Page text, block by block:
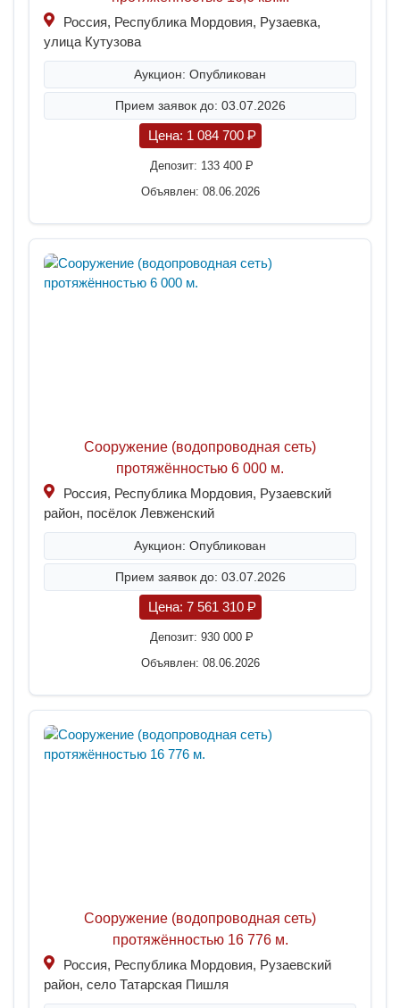
Россия, Республика Мордовия, Рузаевка,
улица Кутузова
Аукцион: Опубликован
Прием заявок до: 03.07.2026
Цена: 1 084 700 P
Депозит: 133 400 P
Объявлен: 08.06.2026
Сооружение (водопроводная сеть)
протяжённостью 6 000 м.
Россия, Республика Мордовия, Рузаевский
район, посёлок Левженский
Аукцион: Опубликован
Прием заявок до: 03.07.2026
Цена: 7 561 310 P
Депозит: 930 000 P
Объявлен: 08.06.2026
Сооружение (водопроводная сеть)
протяжённостью 16 776 м.
Россия, Республика Мордовия, Рузаевский
район, село Татарская Пишля